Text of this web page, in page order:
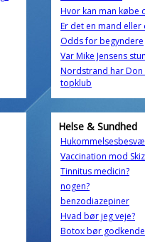
Hvor kan man købe
Er det en mand eller
Odds for begyndere
Var Mike Jensens
Nordstrand har
topklub
Helse & Sundhed
Vaccination mod
Tinnitus medicin?
nogen?
benzodiazepiner
Hvad bør jeg veje?
Botox bør